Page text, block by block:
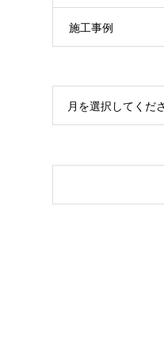
施工事例
月を選択してくだ